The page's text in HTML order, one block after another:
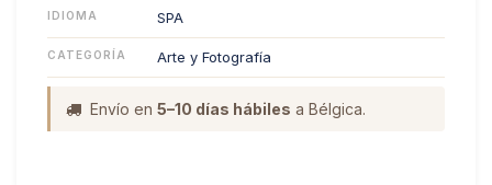
IDIOMA SPA
CATEGORÍA Arte y Fotografía
Envío en 5–10 días hábiles a Bélgica.